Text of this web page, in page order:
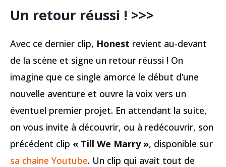
Un retour réussi ! >>>
Avec ce dernier clip, Honest revient au-devant
de la scène et signe un retour réussi ! On
imagine que ce single amorce le début d’une
nouvelle aventure et ouvre la voix vers un
éventuel premier projet. En attendant la suite,
on vous invite à découvrir, ou à redécouvrir, son
précédent clip « Till We Marry », disponible sur
sa chaine Youtube. Un clip qui avait tout de